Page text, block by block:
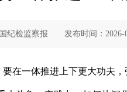
纪检监察报 发布时间：2026-
在一体推进上下更大功夫